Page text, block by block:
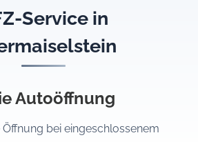
Service in
Autoöffnung
bei eingeschlossenem